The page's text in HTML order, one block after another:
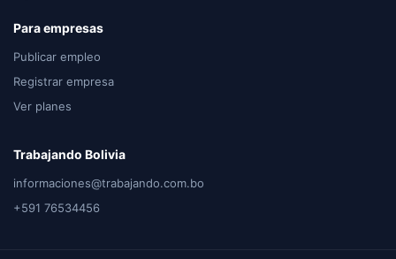
Para empresas
Publicar empleo
Registrar empresa
Ver planes
Trabajando Bolivia
informaciones@trabajando.com.bo
+591 76534456